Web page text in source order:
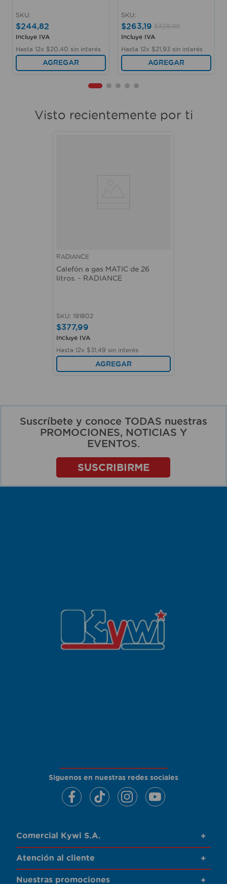
SKU:
$244,82
Incluye IVA
Hasta 12x $20 40 sin interés
AGREGAR
SKU:
$263,19 $328,99
Incluye IVA
Hasta 12x $21 93 sin interés
AGREGAR
Visto recientemente por ti
RADIANCE
Calefón a gas MATIC de 26
litros. - RADIANCE
SKU: 191802
$377,99
Incluye IVA
Hasta 12x $31 49 sin interés
AGREGAR
Suscríbete y conoce TODAS nuestras
PROMOCIONES, NOTICIAS Y
EVENTOS.
SUSCRIBIRME
Siguenos en nuestras redes sociales
Comercial Kywi S.A. +
Atención al cliente +
Nuestras promociones +